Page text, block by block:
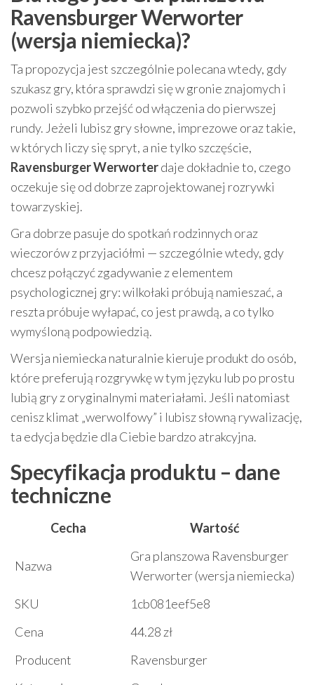
Ravensburger Werworter
(wersja niemiecka)?
Ta propozycja jest szczególnie polecana wtedy, gdy
szukasz gry, która sprawdzi się w gronie znajomych i
pozwoli szybko przejść od włączenia do pierwszej
rundy. Jeżeli lubisz gry słowne, imprezowe oraz takie,
w których liczy się spryt, a nie tylko szczęście,
Ravensburger Werworterdaje dokładnie to, czego
oczekuje się od dobrze zaprojektowanej rozrywki
towarzyskiej.
Gra dobrze pasuje do spotkań rodzinnych oraz
wieczorów z przyjaciółmi — szczególnie wtedy, gdy
chcesz połączyć zgadywanie z elementem
psychologicznej gry: wilkołaki próbują namieszać, a
reszta próbuje wyłapać, co jest prawdą, a co tylko
wymyśloną podpowiedzią.
Wersja niemiecka naturalnie kieruje produkt do osób,
które preferują rozgrywkę w tym języku lub po prostu
lubią gry z oryginalnymi materiałami. Jeśli natomiast
cenisz klimat „werwolfowy” i lubisz słowną rywalizację,
ta edycja będzie dla Ciebie bardzo atrakcyjna.
Specyfikacja produktu – dane
techniczne
Cecha Wartość
Nazwa
Gra planszowa Ravensburger
Werworter (wersja niemiecka)
SKU
1cb081eef5e8
Cena
44.28 zł
Producent
Ravensburger